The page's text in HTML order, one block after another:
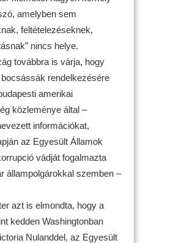
amelyben sem
feltételezéseknek,
nincs helye.
továbbra is várja, hogy
bocsássák rendelkezésére
amerikai
közleménye által –
információkat,
az Egyesült Államok
vádját fogalmazta
állampolgárokkal szemben –
azt is elmondta, hogy a
kedden Washingtonban
Nulanddel, az Egyesült